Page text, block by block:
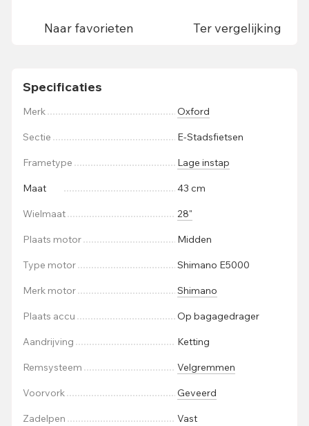
Naar favorieten Ter vergelijking
Specificaties
Merk Oxford
Sectie E-Stadsfietsen
Frametype Lage instap
Maat 43 cm
Wielmaat 28"
Plaats motor Midden
Type motor Shimano E5000
Merk motor Shimano
Plaats accu Op bagagedrager
Aandrijving Ketting
Remsysteem Velgremmen
Voorvork Geveerd
Zadelpen Vast